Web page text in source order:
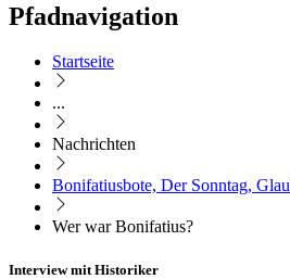
Pfadnavigation
Startseite
...
Nachrichten
Bonifatiusbote, Der Sonntag,
Wer war Bonifatius?
Interview mit Historiker